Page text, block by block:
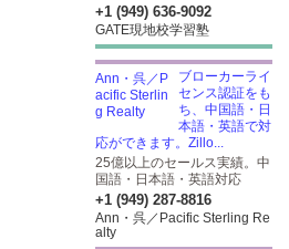
+1 (949) 636-9092
GATE現地校学習塾
ブローカーライ
センス認証をも
ち、中国語・日
本語・英語で対
応ができます。Zillo...
25億以上のセールス実績。中
国語・日本語・英語対応
+1 (949) 287-8816
Ann・呉／Pacific Sterling Re
alty